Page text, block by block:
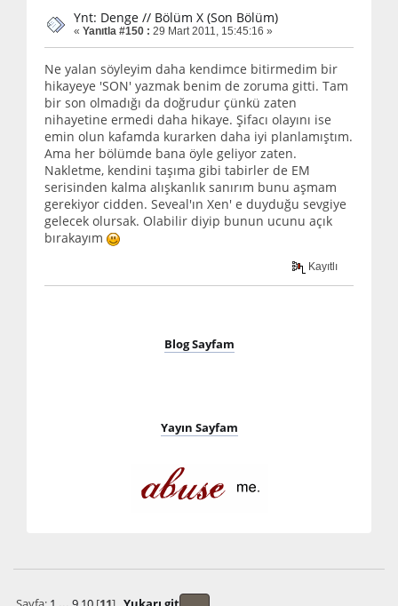
Ynt: Denge // Bölüm X (Son Bölüm)
« Yanıtla #150 : 29 Mart 2011, 15:45:16 »
Ne yalan söyleyim daha kendimce bitirmedim bir
hikayeye 'SON' yazmak benim de zoruma gitti. Tam
bir son olmadığı da doğrudur çünkü zaten
nihayetine ermedi daha hikaye. Şifacı olayını ise
emin olun kafamda kurarken daha iyi planlamıştım.
Ama her bölümde bana öyle geliyor zaten.
Nakletme, kendini taşıma gibi tabirler de EM
serisinden kalma alışkanlık sanırım bunu aşmam
gerekiyor cidden. Seveal'ın Xen' e duyduğu sevgiye
gelecek olursak. Olabilir diyip bunun ucunu açık
bırakayım
Kayıtlı
Blog Sayfam
Yayın Sayfam